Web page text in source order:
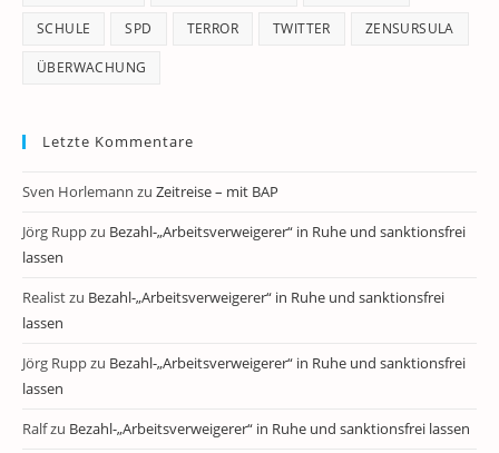
SCHULE SPD TERROR TWITTER ZENSURSULA
ÜBERWACHUNG
Letzte Kommentare
Sven Horlemann zu Zeitreise – mit BAP
Jörg Ruppzu Bezahl-„Arbeitsverweigerer“ in Ruhe und sanktionsfrei
lassen
Realistzu Bezahl-„Arbeitsverweigerer“ in Ruhe und sanktionsfrei
lassen
Jörg Ruppzu Bezahl-„Arbeitsverweigerer“ in Ruhe und sanktionsfrei
lassen
Ralfzu Bezahl-„Arbeitsverweigerer“ in Ruhe und sanktionsfrei lassen